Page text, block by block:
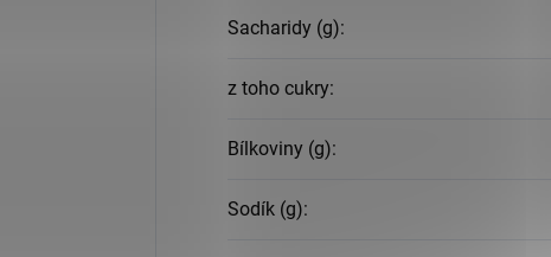
Sacharidy (g):
z toho cukry:
Bílkoviny (g):
Sodík (g):